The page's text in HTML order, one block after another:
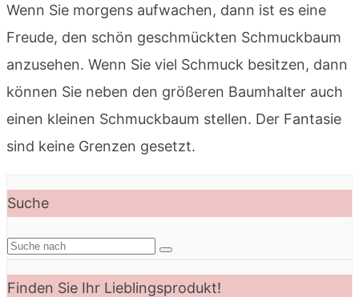
Wenn Sie morgens aufwachen, dann ist es eine
Freude, den schön geschmückten Schmuckbaum
anzusehen. Wenn Sie viel Schmuck besitzen, dann
können Sie neben den größeren Baumhalter auch
einen kleinen Schmuckbaum stellen. Der Fantasie
sind keine Grenzen gesetzt.
Suche
Finden Sie Ihr Lieblingsprodukt!